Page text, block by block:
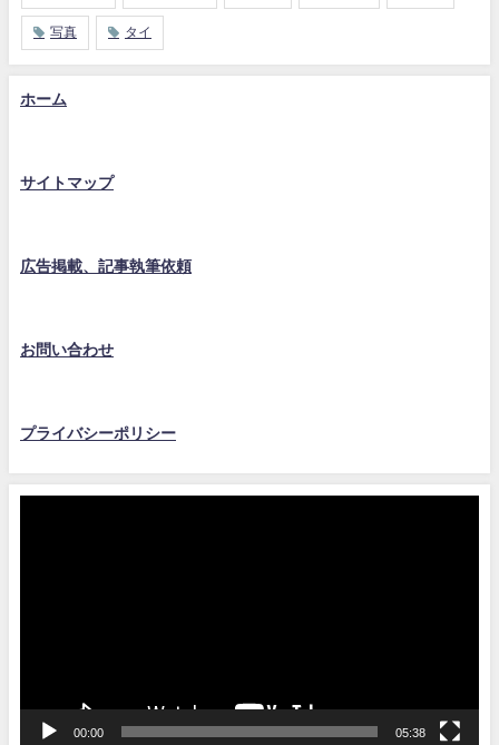
写真 タイ
ホーム
サイトマップ
広告掲載、記事執筆依頼
お問い合わせ
プライバシーポリシー
00:00 05:38